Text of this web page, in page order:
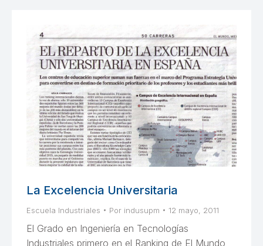
La Excelencia Universitaria
Escuela Industriales Por indusupm 12 mayo, 2011
El Grado en Ingeniería en Tecnologías
Industriales primero en el Ranking de El Mundo